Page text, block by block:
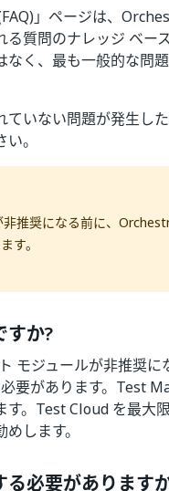
」ページは、
る質問のナレッジ ベー
なく、最も一般的な問
ていない問題が発生
。
非推奨になる前に、
す。
すか?
モジュールが非推奨
要があります。Test
す。Test Cloud を最
します。
必要があります